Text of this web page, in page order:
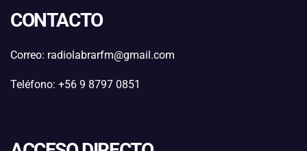
CONTACTO
Correo: radiolabrarfm@gmail.com
Teléfono: +56 9 8797 0851